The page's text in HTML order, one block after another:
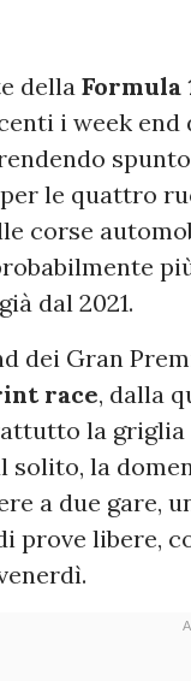
della Formula
i week
per le quattro
corse
dal 2021.
dei Gran
race, dalla
la griglia
solito, la
a due gare,
prove libere,